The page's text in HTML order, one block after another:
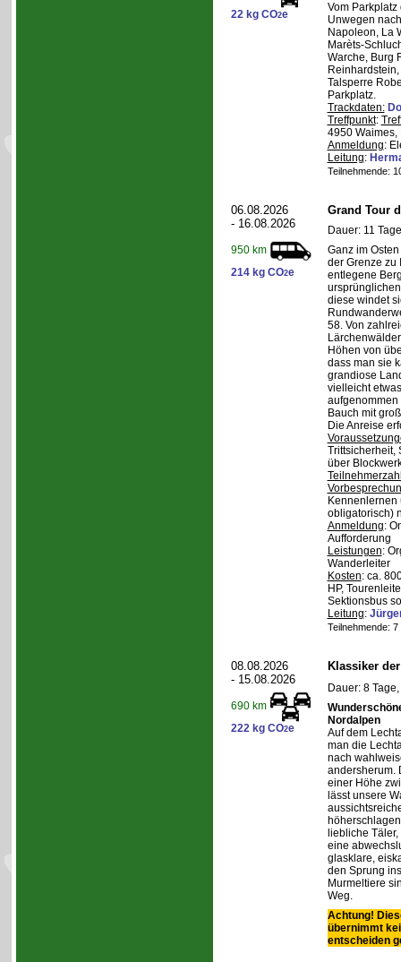
22 kg CO2e
Vom
Unwegen
Napoleon, La
Marèts-
Warche, Burg
Talsperre
Parkplatz.
Trackdaten:
Treffpunkt:
4950 Waimes,
Anmeldung:
Leitung:
Teilnehmende:
06.08.2026
- 16.08.2026
950 km
214 kg CO2e
Grand Tour
Dauer: 11
Ganz im
der Grenze zu
entlegene
diese windet
58. Von
Höhen von
dass man sie
grandiose
vielleicht
Bauch mit
Die Anreise
Trittsicherheit,
über
obligatorisch)
Anmeldung:
Aufforderung
Leistungen:
Wanderleiter
Kosten: ca.
HP,
Sektionsbus
Leitung:
Teilnehmende:
08.08.2026
- 15.08.2026
690 km
222 kg CO2e
Klassiker
Dauer: 8
Nordalpen
Auf dem
man die
nach
andersherum.
einer Höhe
lässt unsere
liebliche
eine
glasklare,
den Sprung
Murmeltiere
Weg.
Achtung!
übernimmt
entscheiden